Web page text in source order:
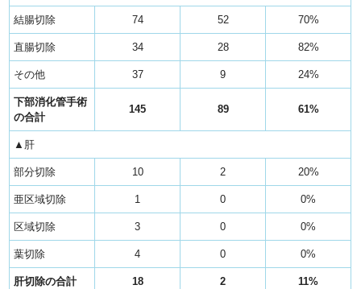
結腸切除 74 52 70%
直腸切除 34 28 82%
その他 37 9 24%
下部消化管手術
の合計
145 89 61%
▲肝
部分切除 10 2 20%
亜区域切除 1 0 0%
区域切除 3 0 0%
葉切除 4 0 0%
肝切除の合計 18 2 11%